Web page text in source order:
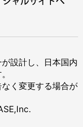
設計し、日本国内
く変更する場合が